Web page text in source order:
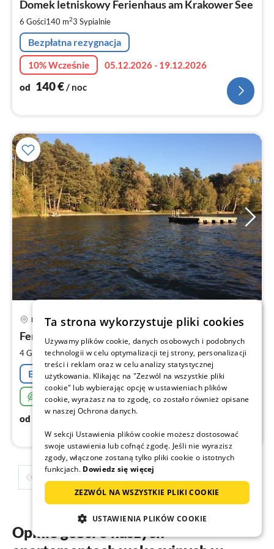
Domek letniskowy Ferienhaus am Krakower See
6 Gości140 m23 Sypialnie
Bezpłatna rezygnacja
10% Wcześnie
05.12.2026 - 19.12.2026
od 140€/ noc
Dobbertin
Feriendorf Dobbiner Strand
4 Gości45 m22Sypialnie
Bezpłatna rezygnacja
Bardzo zrównoważony
od 65 € / noc
1 2 3 4 5 ...
Opinie gości o naszych
Ta strona wykorzystuje pliki cookies
Używamy plików cookie, danych osobowych i podobnych
technologii w celu optymalizacji tej strony, personalizacji
treści i reklam oraz w celu analizy statystycznej
użytkowania. Klikając na "Zezwól na wszystkie pliki
cookie" lub wybierając opcję w ustawieniach plików
cookie, wyrażasz na to zgodę, co zostało również opisane
w naszej Ochrona danych.
W sekcji Ustawienia plików cookie możesz dostosować
swoje ustawienia lub cofnąć zgodę. Jeśli nie wyrazisz
zgody, włączone zostaną tylko pliki cookie o istotnych
funkcjach. Dowiedz się więcej
ZEZWÓL NA WSZYSTKIE PLIKI COOKIE
USTAWIENIA PLIKÓW COOKIE